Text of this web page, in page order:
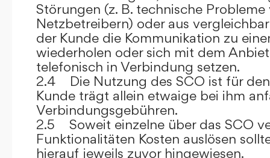
Störungen (z. B. technische
Netzbetreibern) oder aus
der Kunde die Kommunikation zu
wiederholen oder sich mit dem
telefonisch in Verbindung setzen.
2.4 Die Nutzung des SCO ist für den
Kunde trägt allein etwaige bei ihm
Verbindungsgebühren.
2.5 Soweit einzelne über das SCO
Funktionalitäten Kosten auslösen
hierauf jeweils zuvor hingewiesen.